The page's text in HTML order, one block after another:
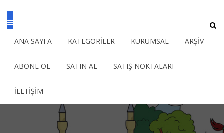
ANA SAYFA KATEGORİLER KURUMSAL ARŞİV
ABONE OL SATIN AL SATIŞ NOKTALARI
İLETİŞİM